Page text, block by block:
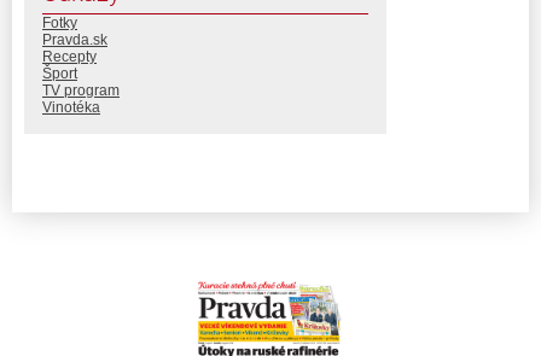
Fotky
Pravda.sk
Recepty
Šport
TV program
Vinotéka